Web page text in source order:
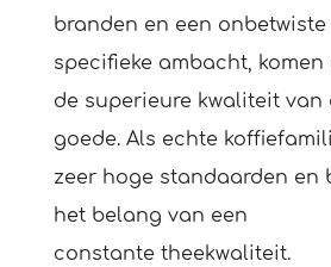
branden en een
specifieke ambacht, komen
de superieure kwaliteit van
goede. Als echte
zeer hoge standaarden en
het belang van een
constante theekwaliteit.